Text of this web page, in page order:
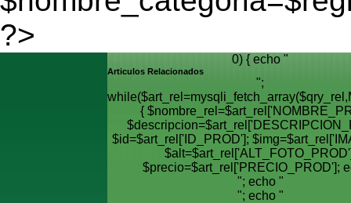
?>
0) { echo "
Articulos Relacionados
";
{
$id=$art_rel['ID_PROD'];
$precio=$art_rel['PRECIO_PROD'];
"; echo "
"; echo "